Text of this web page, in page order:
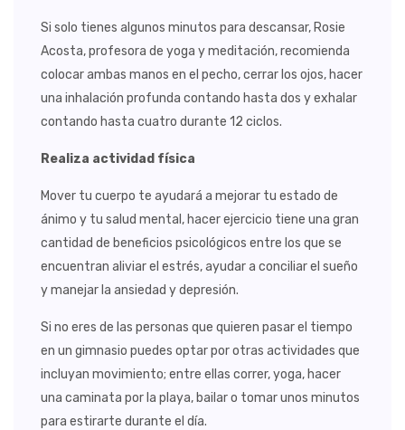
Si solo tienes algunos minutos para descansar, Rosie
Acosta, profesora de yoga y meditación, recomienda
colocar ambas manos en el pecho, cerrar los ojos, hacer
una inhalación profunda contando hasta dos y exhalar
contando hasta cuatro durante 12 ciclos.
Realiza actividad física
Mover tu cuerpo te ayudará a mejorar tu estado de
ánimo y tu salud mental, hacer ejercicio tiene una gran
cantidad de beneficios psicológicos entre los que se
encuentran aliviar el estrés, ayudar a conciliar el sueño
y manejar la ansiedad y depresión.
Si no eres de las personas que quieren pasar el tiempo
en un gimnasio puedes optar por otras actividades que
incluyan movimiento; entre ellas correr, yoga, hacer
una caminata por la playa, bailar o tomar unos minutos
para estirarte durante el día.